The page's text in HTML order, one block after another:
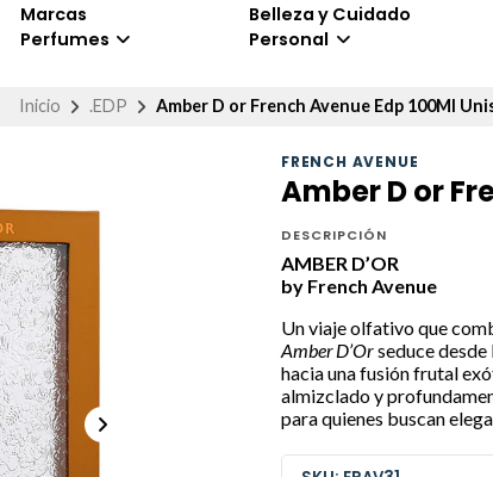
Marcas
Perfumes
Belleza y Cuidado
Personal
Inicio .EDP Amber D or French Avenue Edp 100Ml
FRENCH AVENUE
Amber D or
DESCRIPCIÓN
AMBER D’OR
by French Avenue
Un viaje olfativo que
Amber D’Orseduce
hacia una fusión frutal
almizclado y
para quienes buscan